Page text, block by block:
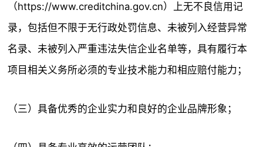
（https://www.creditchina.gov.cn）上无不良信用记
录，包括但不限于无行政处罚信息、未被列入经营异常
名录、未被列入严重违法失信企业名单等，具有履行本
项目相关义务所必须的专业技术能力和相应赔付能力；
（三）具备优秀的企业实力和良好的企业品牌形象；